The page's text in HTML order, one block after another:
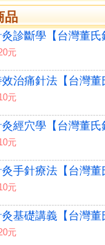
品
診斷學【台灣董氏
元
治痛針法【台灣董
元
經穴學【台灣董氏
元
元
基礎講義【台灣董
元